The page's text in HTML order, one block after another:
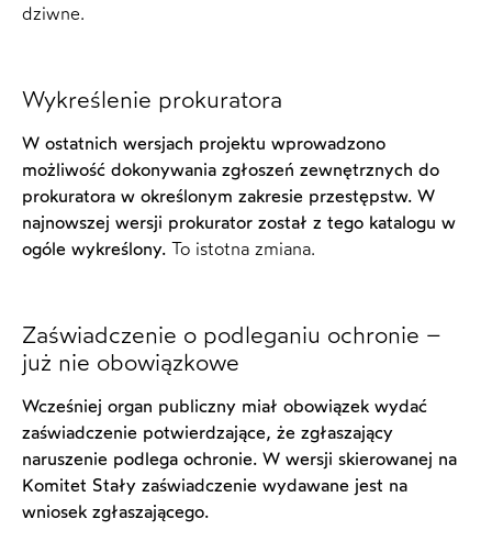
dziwne.
Wykreślenie prokuratora
W ostatnich wersjach projektu wprowadzono
możliwość dokonywania zgłoszeń zewnętrznych do
prokuratora w określonym zakresie przestępstw. W
najnowszej wersji prokurator został z tego katalogu w
ogóle wykreślony. To istotna zmiana.
Zaświadczenie o podleganiu ochronie –
już nie obowiązkowe
Wcześniej organ publiczny miał obowiązek wydać
zaświadczenie potwierdzające, że zgłaszający
naruszenie podlega ochronie. W wersji skierowanej na
Komitet Stały zaświadczenie wydawane jest na
wniosek zgłaszającego.